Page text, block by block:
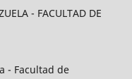
- FACULTAD DE
- Facultad de